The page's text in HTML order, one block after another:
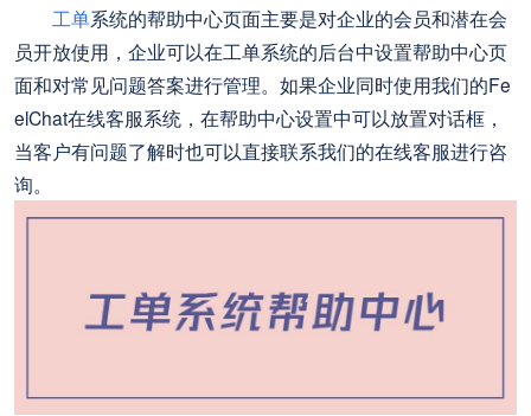
工单系统的帮助中心页面主要是对企业的会员和潜在会
员开放使用，企业可以在工单系统的后台中设置帮助中心页
面和对常见问题答案进行管理。如果企业同时使用我们的Fe
elChat在线客服系统，在帮助中心设置中可以放置对话框，
当客户有问题了解时也可以直接联系我们的在线客服进行咨
询。